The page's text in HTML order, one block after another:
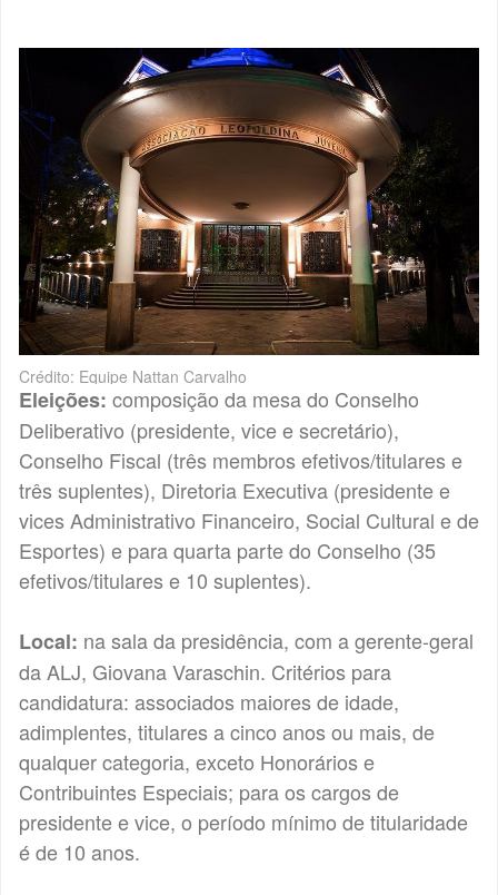
Crédito: Equipe Nattan Carvalho
Eleições: composição da mesa do Conselho
Deliberativo (presidente, vice e secretário),
Conselho Fiscal (três membros efetivos/titulares e
três suplentes), Diretoria Executiva (presidente e
vices Administrativo Financeiro, Social Cultural e de
Esportes) e para quarta parte do Conselho (35
efetivos/titulares e 10 suplentes).
Local: na sala da presidência, com a gerente-geral
da ALJ, Giovana Varaschin. Critérios para
candidatura: associados maiores de idade,
adimplentes, titulares a cinco anos ou mais, de
qualquer categoria, exceto Honorários e
Contribuintes Especiais; para os cargos de
presidente e vice, o período mínimo de titularidade
é de 10 anos.